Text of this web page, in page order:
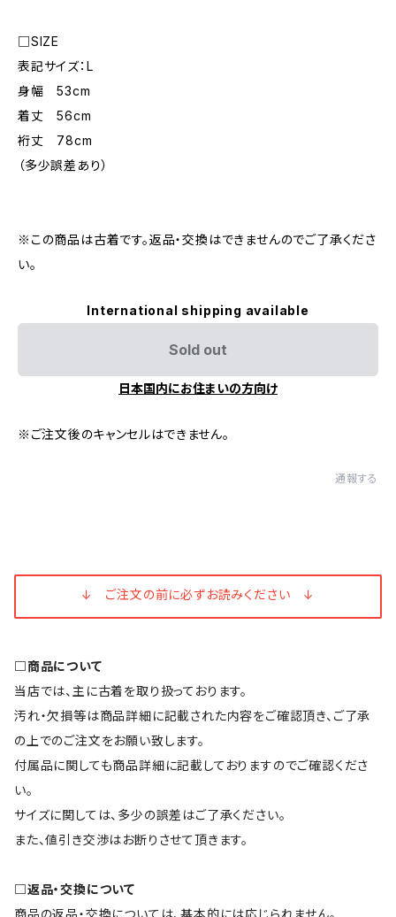
□SIZE
表記サイズ：L
身幅 53cm
着丈 56cm
裄丈 78cm
（多少誤差あり）
※この商品は古着です。返品・交換はできませんのでご了承くださ
い。
International shipping available
Sold out
日本国内にお住まいの方向け
※ご注文後のキャンセルはできません。
通報する
↓ ご注文の前に必ずお読みください ↓
□商品について
当店では、主に古着を取り扱っております。
汚れ・欠損等は商品詳細に記載された内容をご確認頂き、ご了承
の上でのご注文をお願い致します。
付属品に関しても商品詳細に記載しておりますのでご確認くださ
い。
サイズに関しては、多少の誤差はご了承ください。
また、値引き交渉はお断りさせて頂きます。
□返品・交換について
商品の返品・交換については、基本的には応じられません。